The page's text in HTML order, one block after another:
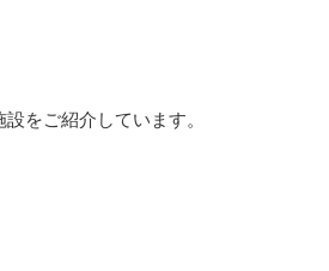
をご紹介しています。